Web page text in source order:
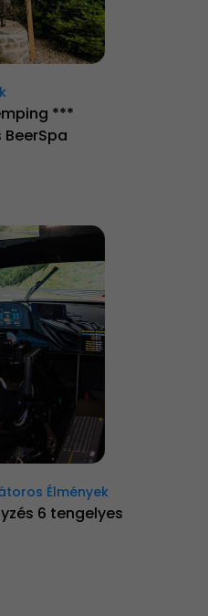
***
Élmények
6 tengelyes